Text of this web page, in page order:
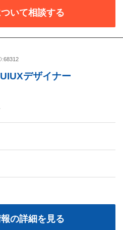
いて相談する
68312
デザイナー
の詳細を見る